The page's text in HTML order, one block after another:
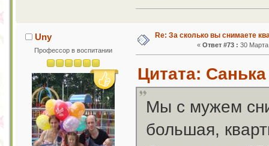
Uny
Профессор в воспитании
Re: За сколько вы снимаете
«Ответ #73 : 30
Цитата:
Мы с мужем
большая,